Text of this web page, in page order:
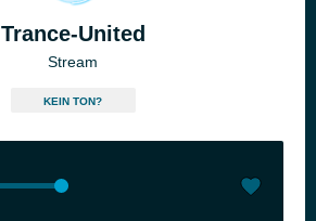
Trance-United
Stream
KEIN TON?